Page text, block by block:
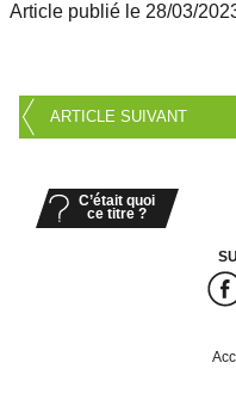
Article publié le 28/03/
ARTICLE SUIVANT
C’était quoi
ce titre ?